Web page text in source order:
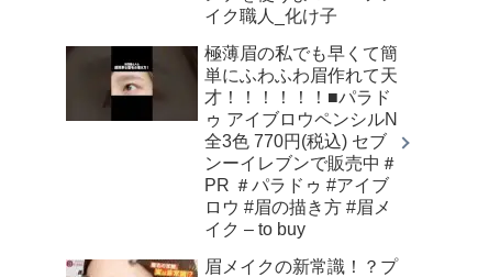
イク職人_化け子
極薄眉の私でも早くて簡
単にふわふわ眉作れて天
才！！！！！！■パラド
ゥ アイブロウペンシルN
全3色 770円(税込) セブ
ンーイレブンで販売中＃
PR ＃パラドゥ #アイブ
ロウ #眉の描き方 #眉メ
イク – to buy
眉メイクの新常識！？プ